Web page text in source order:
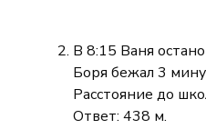
=
921
В 8:15 Ваня
Боря бежал 3
Расстояние до
Ответ: 438 м.